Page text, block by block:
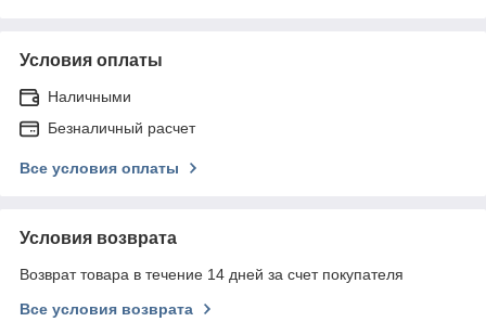
Условия оплаты
Наличными
Безналичный расчет
Все условия оплаты
Условия возврата
Возврат товара в течение 14 дней за счет покупателя
Все условия возврата